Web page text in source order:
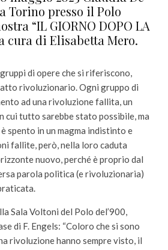
Torino presso il Polo
“IL GIORNO DOPO LA
cura di Elisabetta Mero.
di opere che si riferiscono,
rivoluzionario. Ogni gruppo di
ad una rivoluzione fallita, un
cui tutto sarebbe stato possibile, ma
è spento in un magma indistinto e
fallite, però, nella loro caduta
nuovo, perché è proprio dal
parola politica (e rivoluzionaria)
Sala Voltoni del Polo del’900,
di F. Engels: “Coloro che si sono
rivoluzione hanno sempre visto, il